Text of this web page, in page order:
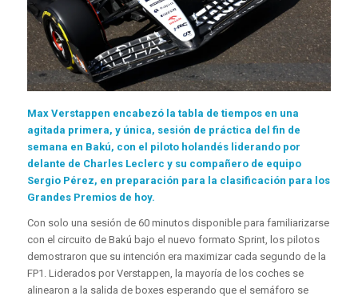
Max Verstappen encabezó la tabla de tiempos en una
agitada primera, y única, sesión de práctica del fin de
semana en Bakú, con el piloto holandés liderando por
delante de Charles Leclerc y su compañero de equipo
Sergio Pérez, en preparación para la clasificación para los
Grandes Premios de hoy.
Con solo una sesión de 60 minutos disponible para familiarizarse
con el circuito de Bakú bajo el nuevo formato Sprint, los pilotos
demostraron que su intención era maximizar cada segundo de la
FP1. Liderados por Verstappen, la mayoría de los coches se
alinearon a la salida de boxes esperando que el semáforo se